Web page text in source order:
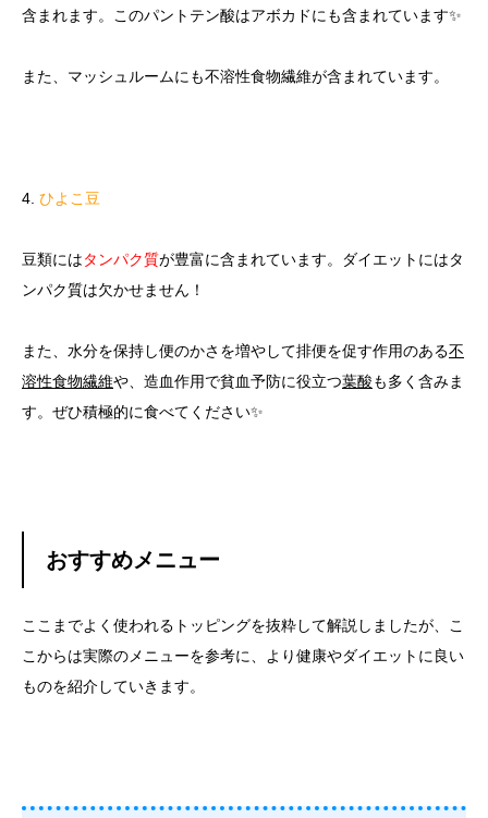
含まれます。このパントテン酸はアボカドにも含まれています✨
また、マッシュルームにも不溶性食物繊維が含まれています。
4. ひよこ豆
豆類にはタンパク質が豊富に含まれています。ダイエットにはタ
ンパク質は欠かせません！
また、水分を保持し便のかさを増やして排便を促す作用のある不
溶性食物繊維や、造血作用で貧血予防に役立つ葉酸も多く含みま
す。ぜひ積極的に食べてください✨
おすすめメニュー
ここまでよく使われるトッピングを抜粋して解説しましたが、こ
こからは実際のメニューを参考に、より健康やダイエットに良い
ものを紹介していきます。